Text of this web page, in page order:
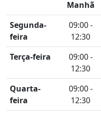
Manhã
Segunda-
feira
09:00 -
12:30
Terça-feira
09:00 -
12:30
Quarta-
feira
09:00 -
12:30